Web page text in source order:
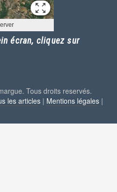
écran, cliquez sur
Tous droits reservés.
les articles | Mentions légales |